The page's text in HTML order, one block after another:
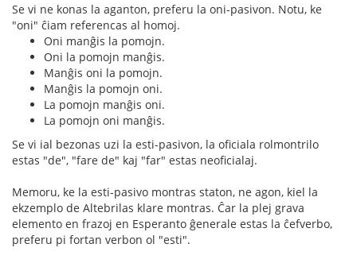
Se vi ne konas la aganton, preferu la oni-pasivon. Notu, ke
"oni" ĉiam referencas al homoj.
Oni manĝis la pomojn.
Oni la pomojn manĝis.
Manĝis oni la pomojn.
Manĝis la pomojn oni.
La pomojn manĝis oni.
La pomojn oni manĝis.
Se vi ial bezonas uzi la esti-pasivon, la oficiala rolmontrilo
estas "de", "fare de" kaj "far" estas neoficialaj.
Memoru, ke la esti-pasivo montras staton, ne agon, kiel la
ekzemplo de Altebrilas klare montras. Ĉar la plej grava
elemento en frazoj en Esperanto ĝenerale estas la ĉefverbo,
preferu pi fortan verbon ol "esti".